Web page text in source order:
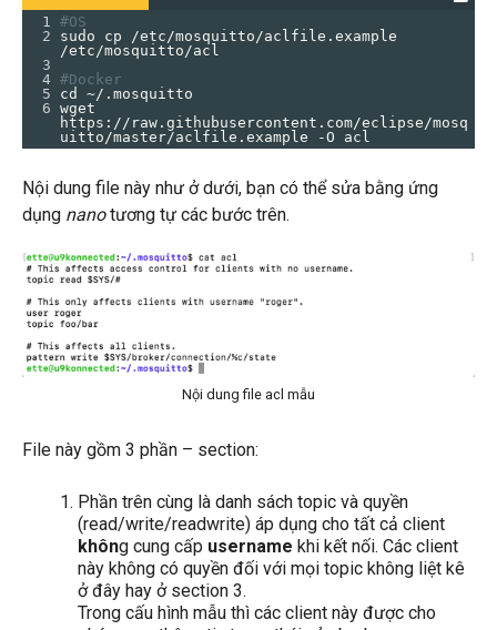
1 #OS
2
sudo cp /etc/mosquitto/aclfile.example
/etc/mosquitto/acl
3
4 #Docker
5
cd ~/.mosquitto
6 wget
https://raw.githubusercontent.com/eclipse/mosq
uitto/master/aclfile.example -O acl
Nội dung file này như ở dưới, bạn có thể sửa bằng ứng
dụng nanotương tự các bước trên.
Nội dung file acl mẫu
File này gồm 3 phần – section:
Phần trên cùng là danh sách topic và quyền
(read/write/readwrite) áp dụng cho tất cả client
không cung cấp username khi kết nối. Các client
này không có quyền đối với mọi topic không liệt kê
ở đây hay ở section 3.
Trong cấu hình mẫu thì các client này được cho